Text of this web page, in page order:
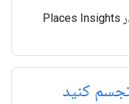
با استفاده از داده‌های مارک‌ها، در Places Insights
کنید